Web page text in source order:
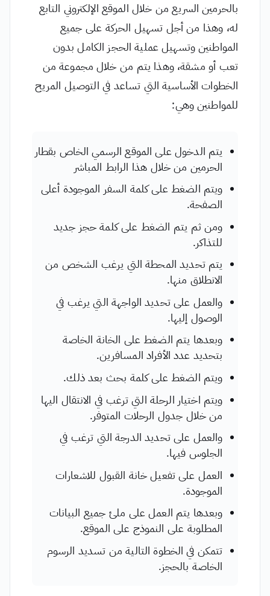
بالحرمين السريع من خلال الموقع الإلكتروني التابع
له، وهذا من أجل تسهيل الحركة على جميع
المواطنين وتسهيل عملية الحجز الكامل بدون
تعب أو مشقة، وهذا يتم من خلال مجموعة من
الخطوات الأساسية التي تساعد في التوصيل المريح
للمواطنين وهي:
يتم الدخول على الموقع الرسمي الخاص بقطار
الحرمين من خلال هذا الرابط المباشر
ويتم الضغط على كلمة السفر الموجودة أعلى
الصفحة.
ومن ثم يتم الضغط على كلمة حجز جديد
للتذاكر.
يتم تحديد المحطة التي يرغب الشخص من
الانطلاق منها.
والعمل على تحديد الواجهة التي يرغب في
الوصول إليها.
وبعدها يتم الضغط على الخانة الخاصة
بتحديد عدد الأفراد المسافرين.
ويتم الضغط على كلمة بحث بعد ذلك.
ويتم اختيار الرحلة التي ترغب في الانتقال اليها
من خلال جدول الرحلات المتوفر.
والعمل على تحديد الدرجة التي ترغب في
الجلوس فيها.
العمل على تفعيل خانة القبول للاشعارات
الموجودة.
وبعدها يتم العمل على ملئ جميع البيانات
المطلوبة على النموذج على الموقع.
تتمكن في الخطوة التالية من تسديد الرسوم
الخاصة بالحجز.